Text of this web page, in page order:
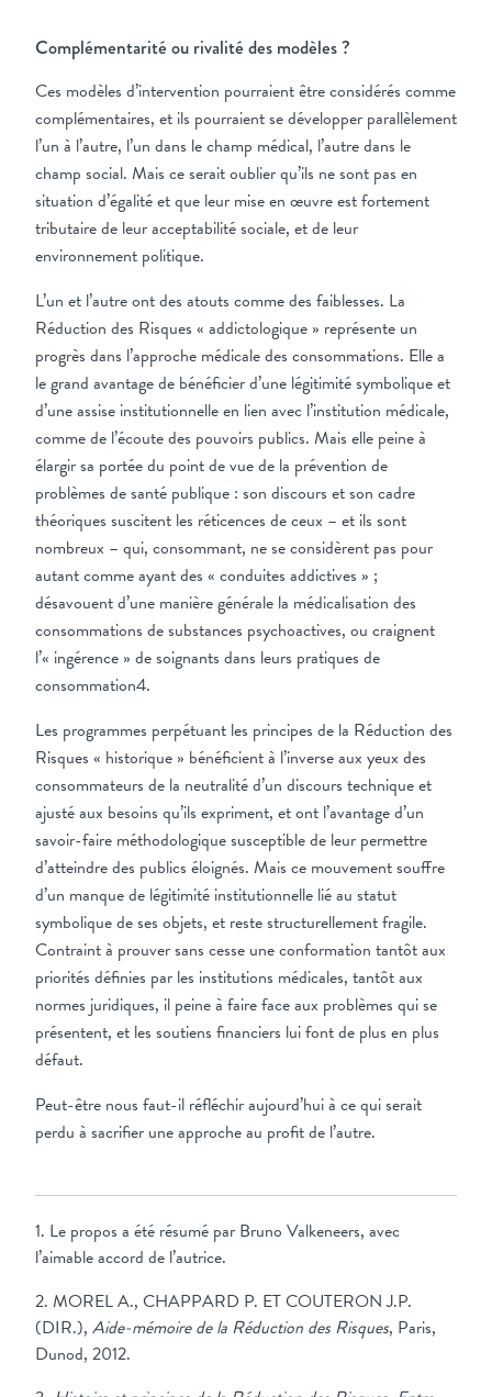
Complémentarité ou rivalité des modèles ?
Ces modèles d’intervention pourraient être considérés comme
complémentaires, et ils pourraient se développer parallèlement
l’un à l’autre, l’un dans le champ médical, l’autre dans le
champ social. Mais ce serait oublier qu’ils ne sont pas en
situation d’égalité et que leur mise en œuvre est fortement
tributaire de leur acceptabilité sociale, et de leur
environnement politique.
L’un et l’autre ont des atouts comme des faiblesses. La
Réduction des Risques « addictologique » représente un
progrès dans l’approche médicale des consommations. Elle a
le grand avantage de bénéficier d’une légitimité symbolique et
d’une assise institutionnelle en lien avec l’institution médicale,
comme de l’écoute des pouvoirs publics. Mais elle peine à
élargir sa portée du point de vue de la prévention de
problèmes de santé publique : son discours et son cadre
théoriques suscitent les réticences de ceux – et ils sont
nombreux – qui, consommant, ne se considèrent pas pour
autant comme ayant des « conduites addictives » ;
désavouent d’une manière générale la médicalisation des
consommations de substances psychoactives, ou craignent
l’« ingérence » de soignants dans leurs pratiques de
consommation4.
Les programmes perpétuant les principes de la Réduction des
Risques « historique » bénéficient à l’inverse aux yeux des
consommateurs de la neutralité d’un discours technique et
ajusté aux besoins qu’ils expriment, et ont l’avantage d’un
savoir-faire méthodologique susceptible de leur permettre
d’atteindre des publics éloignés. Mais ce mouvement souffre
d’un manque de légitimité institutionnelle lié au statut
symbolique de ses objets, et reste structurellement fragile.
Contraint à prouver sans cesse une conformation tantôt aux
priorités définies par les institutions médicales, tantôt aux
normes juridiques, il peine à faire face aux problèmes qui se
présentent, et les soutiens financiers lui font de plus en plus
défaut.
Peut-être nous faut-il réfléchir aujourd’hui à ce qui serait
perdu à sacrifier une approche au profit de l’autre.
1. Le propos a été résumé par Bruno Valkeneers, avec
l’aimable accord de l’autrice.
2. MOREL A., CHAPPARD P. ET COUTERON J.P.
(DIR.), Aide-mémoire de la Réduction des Risques, Paris,
Dunod, 2012.